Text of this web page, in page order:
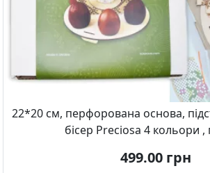
22*20 см, перфорована основа,
бісер Preciosa 4 кольори ,
499.00 грн